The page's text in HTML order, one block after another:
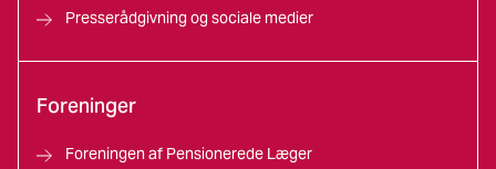
Presserådgivning og sociale medier
Foreninger
Foreningen af Pensionerede Læger